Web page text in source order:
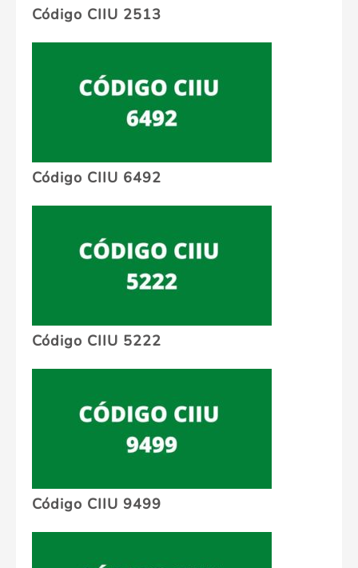
Código CIIU 2513
Código CIIU 6492
Código CIIU 5222
Código CIIU 9499